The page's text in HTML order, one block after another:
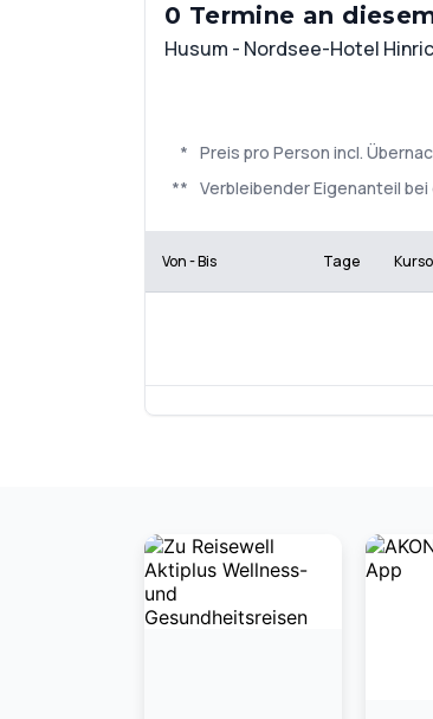
0 Termine an
Husum - Nordsee-Hotel
* Preis pro Person incl.
** Verbleibender Eigenanteil bei
Von - Bis Tage